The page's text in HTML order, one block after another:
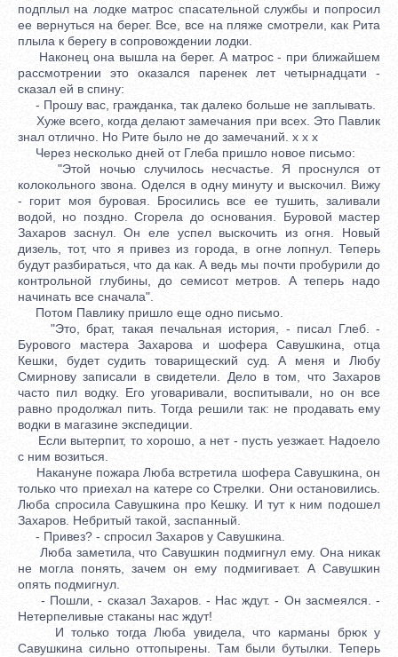
подплыл на лодке матрос спасательной службы и попросил
ее вернуться на берег. Все, все на пляже смотрели, как Рита
плыла к берегу в сопровождении лодки.
Наконец она вышла на берег. А матрос - при ближайшем
рассмотрении это оказался паренек лет четырнадцати -
сказал ей в спину:
- Прошу вас, гражданка, так далеко больше не заплывать.
Хуже всего, когда делают замечания при всех. Это Павлик
знал отлично. Но Рите было не до замечаний. x x x
Через несколько дней от Глеба пришло новое письмо:
"Этой ночью случилось несчастье. Я проснулся от
колокольного звона. Оделся в одну минуту и выскочил. Вижу
- горит моя буровая. Бросились все ее тушить, заливали
водой, но поздно. Сгорела до основания. Буровой мастер
Захаров заснул. Он еле успел выскочить из огня. Новый
дизель, тот, что я привез из города, в огне лопнул. Теперь
будут разбираться, что да как. А ведь мы почти пробурили до
контрольной глубины, до семисот метров. А теперь надо
начинать все сначала".
Потом Павлику пришло еще одно письмо.
"Это, брат, такая печальная история, - писал Глеб. -
Бурового мастера Захарова и шофера Савушкина, отца
Кешки, будет судить товарищеский суд. А меня и Любу
Смирнову записали в свидетели. Дело в том, что Захаров
часто пил водку. Его уговаривали, воспитывали, но он все
равно продолжал пить. Тогда решили так: не продавать ему
водки в магазине экспедиции.
Если вытерпит, то хорошо, а нет - пусть уезжает. Надоело
с ним возиться.
Накануне пожара Люба встретила шофера Савушкина, он
только что приехал на катере со Стрелки. Они остановились.
Люба спросила Савушкина про Кешку. И тут к ним подошел
Захаров. Небритый такой, заспанный.
- Привез? - спросил Захаров у Савушкина.
Люба заметила, что Савушкин подмигнул ему. Она никак
не могла понять, зачем он ему подмигивает. А Савушкин
опять подмигнул.
- Пошли, - сказал Захаров. - Нас ждут. - Он засмеялся. -
Нетерпеливые стаканы нас ждут!
И только тогда Люба увидела, что карманы брюк у
Савушкина сильно оттопырены. Там были бутылки. Теперь